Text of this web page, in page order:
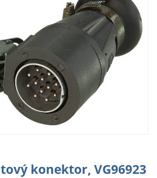
konektor, VG96923